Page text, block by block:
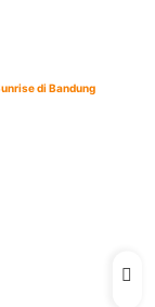
di Bandung